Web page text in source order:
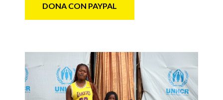
DONA CON PAYPAL